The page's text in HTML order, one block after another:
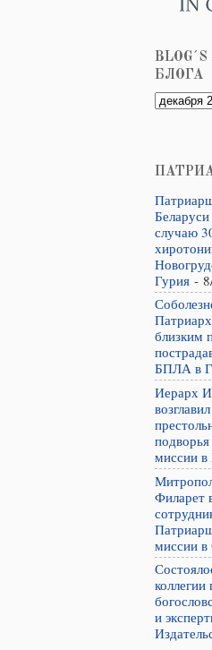
БЛОГА
Беларуси
случаю
Гурия-
близким
БПЛА в
Иерарх
миссии
Филарет
миссии в
и